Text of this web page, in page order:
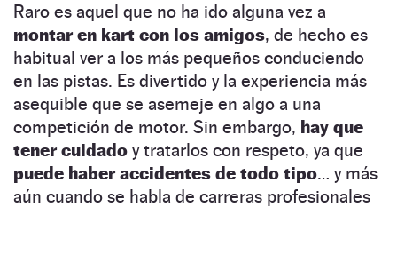
Raro es aquel que no ha ido alguna vez a
montar en kart con los amigos, de hecho es
habitual ver a los más pequeños conduciendo
en las pistas. Es divertido y la experiencia más
asequible que se asemeje en algo a una
competición de motor. Sin embargo, hay que
tener cuidado y tratarlos con respeto, ya que
puede haber accidentes de todo tipo… y más
aún cuando se habla de carreras profesionales